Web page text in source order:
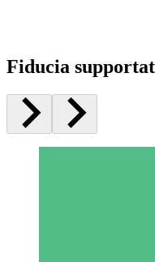
Fiducia